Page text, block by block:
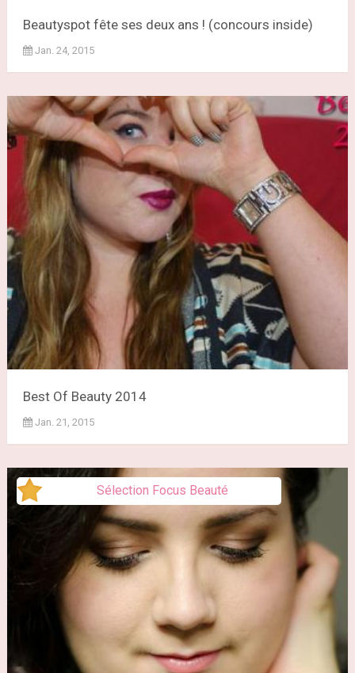
Beautyspot fête ses deux ans ! (concours inside)
Jan. 24, 2015
Best Of Beauty 2014
Jan. 21, 2015
Sélection Focus Beauté